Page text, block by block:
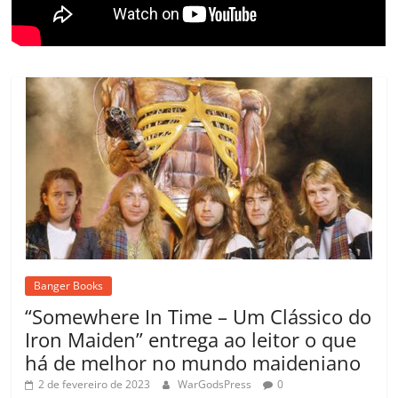
Banger Books
“Somewhere In Time – Um Clássico do
Iron Maiden” entrega ao leitor o que
há de melhor no mundo maideniano
2 de fevereiro de 2023 WarGodsPress 0